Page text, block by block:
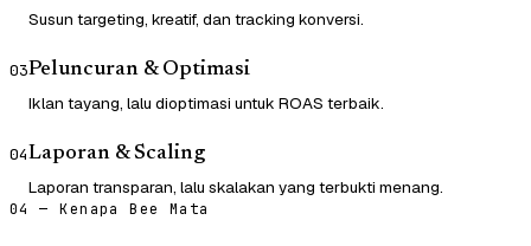
Susun targeting, kreatif, dan tracking konversi.
03Peluncuran & Optimasi
Iklan tayang, lalu dioptimasi untuk ROAS terbaik.
04Laporan & Scaling
Laporan transparan, lalu skalakan yang terbukti menang.
04 — Kenapa Bee Mata